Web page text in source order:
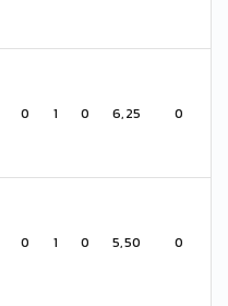
0 1 0 6,25 0
0 1 0 5,50 0